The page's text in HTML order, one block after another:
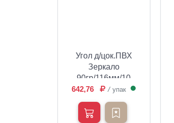
Угол д/цок.ПВХ
Зеркало
90гр/116мм/10
(сборка)
642,76 упак